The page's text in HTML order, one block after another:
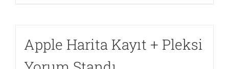
Apple Harita Kayıt + Pleksi